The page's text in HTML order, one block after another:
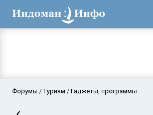
Форумы Туризм Гаджеты, программы